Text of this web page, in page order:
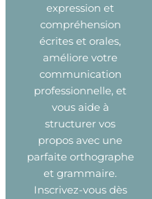
expression et
compréhension
écrites et orales,
améliore votre
communication
professionnelle, et
vous aide à
structurer vos
propos avec une
parfaite orthographe
et grammaire.
Inscrivez-vous dès